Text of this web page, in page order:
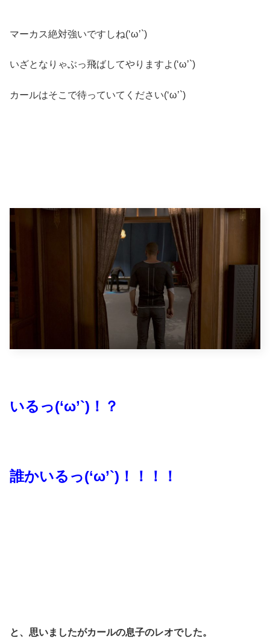
マーカス絶対強いですしね(‘ω’`)
いざとなりゃぶっ飛ばしてやりますよ(‘ω’`)
カールはそこで待っていてください(‘ω’`)
いるっ(‘ω’`)！？
誰かいるっ(‘ω’`)！！！！
と、思いましたがカールの息子のレオでした。